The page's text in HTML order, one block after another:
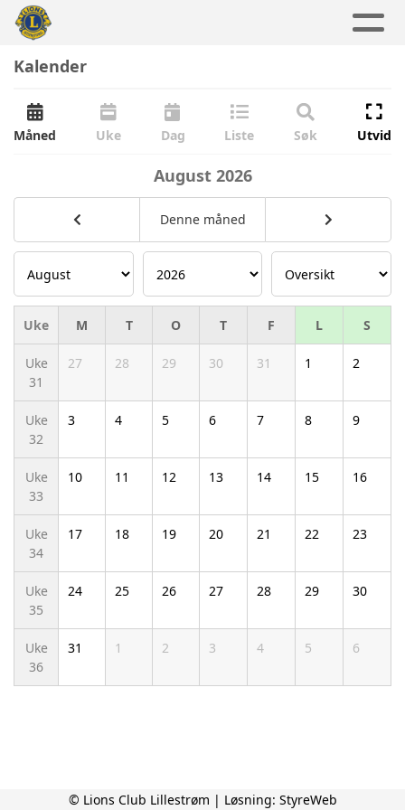
Kalender
Måned Uke Dag Liste Søk Utvid
Denne måned
August 2026
Uke M T O T F L S
Uke
31
27 28 29 30 31 1 2
Uke
32
3 4 5 6 7 8 9
Uke
33
10 11 12 13 14 15 16
Uke
34
17 18 19 20 21 22 23
Uke
35
24 25 26 27 28 29 30
Uke
36
31 1 2 3 4 5 6
© Lions Club Lillestrøm | Løsning: StyreWeb